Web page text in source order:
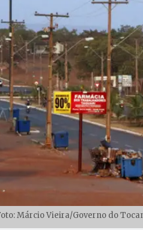
Márcio Vieira/Governo do